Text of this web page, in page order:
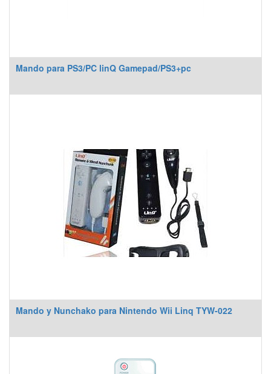
Mando para PS3/PC linQ Gamepad/PS3+pc
Mando y Nunchako para Nintendo Wii Linq TYW-022